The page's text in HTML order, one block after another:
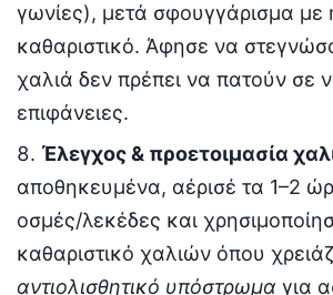
γωνίες), μετά σφουγγάρισμα με
καθαριστικό. Άφησε να
χαλιά δεν πρέπει να πατούν σε
επιφάνειες.
Έλεγχος & προετοιμασία
αποθηκευμένα, αέρισέ τα 1–2
οσμές/λεκέδες και
καθαριστικό χαλιών όπου
αντιολισθητικό υπόστρωμα για